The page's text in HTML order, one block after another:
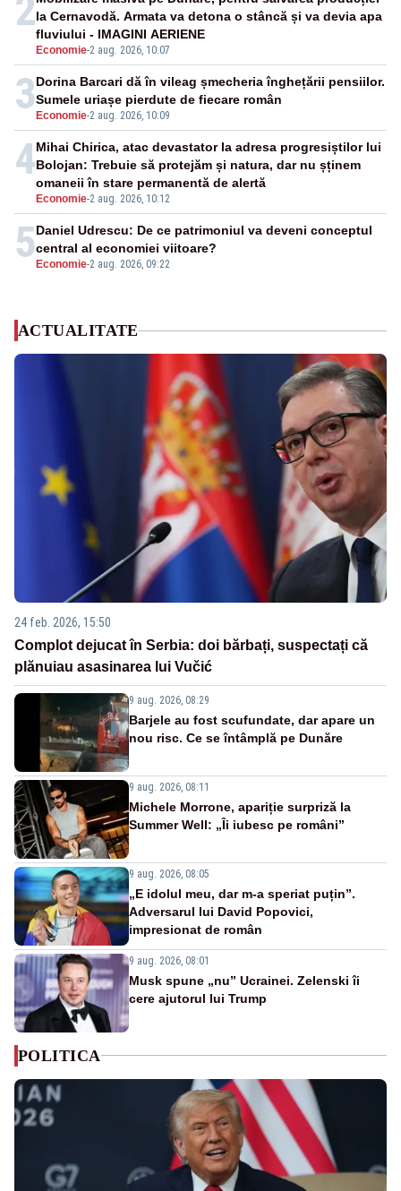
2
Economie-2 aug. 2026, 10:07
la Cernavodă. Armata va detona o stâncă și va devia apa
fluviului - IMAGINI AERIENE
3 Economie-2 aug. 2026, 10:09
Dorina Barcari dă în vileag șmecheria înghețării pensiilor.
Sumele uriașe pierdute de fiecare român
4
Economie-2 aug. 2026, 10:12
Mihai Chirica, atac devastator la adresa progresiștilor lui
Bolojan: Trebuie să protejăm și natura, dar nu șținem
omaneii în stare permanentă de alertă
5 Economie-2 aug. 2026, 09:22
Daniel Udrescu: De ce patrimoniul va deveni conceptul
central al economiei viitoare?
ACTUALITATE
24 feb. 2026, 15:50
Complot dejucat în Serbia: doi bărbați, suspectați că
plănuiau asasinarea lui Vučić
9 aug. 2026, 08:29
Barjele au fost scufundate, dar apare un
nou risc. Ce se întâmplă pe Dunăre
9 aug. 2026, 08:11
Michele Morrone, apariție surpriză la
Summer Well: „Îi iubesc pe români”
9 aug. 2026, 08:05
„E idolul meu, dar m-a speriat puțin”.
Adversarul lui David Popovici,
impresionat de român
9 aug. 2026, 08:01
Musk spune „nu” Ucrainei. Zelenski îi
cere ajutorul lui Trump
POLITICA